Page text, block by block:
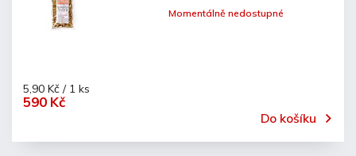
Momentálně nedostupné
590 Kč
5,90 Kč / 1 ks
Do košíku